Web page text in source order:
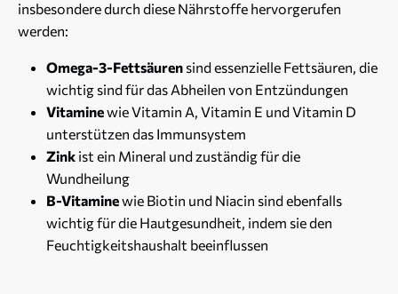
insbesondere durch diese Nährstoffe hervorgerufen
werden:
Omega-3-Fettsäuren sind essenzielle Fettsäuren, die
wichtig sind für das Abheilen von Entzündungen
Vitaminewie Vitamin A, Vitamin E und Vitamin D
unterstützen das Immunsystem
Zink ist ein Mineral und zuständig für die
Wundheilung
B-Vitaminewie Biotin und Niacin sind ebenfalls
wichtig für die Hautgesundheit, indem sie den
Feuchtigkeitshaushalt beeinflussen